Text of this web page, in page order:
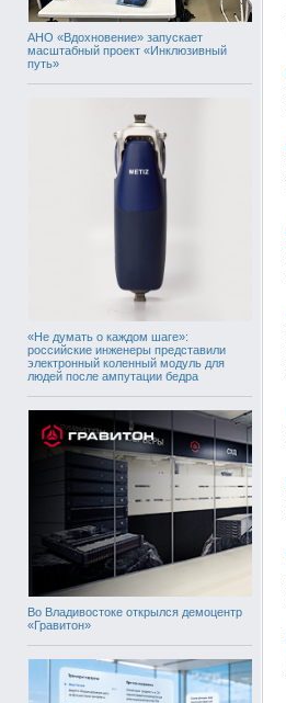
АНО «Вдохновение» запускает
масштабный проект «Инклюзивный
путь»
«Не думать о каждом шаге»:
российские инженеры представили
электронный коленный модуль для
людей после ампутации бедра
Во Владивостоке открылся демоцентр
«Гравитон»